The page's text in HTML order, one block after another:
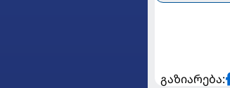
გაზიარება: